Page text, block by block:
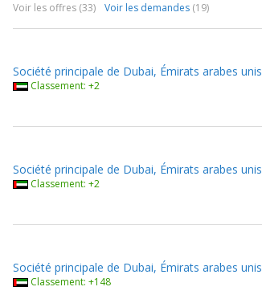
Voir les offres (33)
Voir les demandes (19)
Société principale de Dubai, Émirats arabes unis
Classement: +2
Société principale de Dubai, Émirats arabes unis
Classement: +2
Société principale de Dubai, Émirats arabes unis
Classement: +148